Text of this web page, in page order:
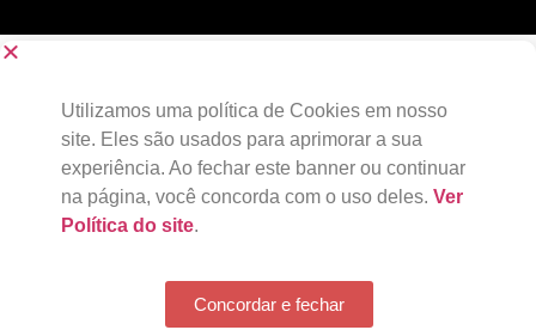
Utilizamos uma política de Cookies em nosso
site. Eles são usados para aprimorar a sua
experiência. Ao fechar este banner ou continuar
na página, você concorda com o uso deles. Ver
Política do site.
Concordar e fechar